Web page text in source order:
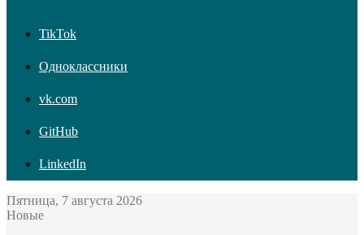
TikTok
Одноклассники
vk.com
GitHub
LinkedIn
Пятница, 7 августа 2026
Новые